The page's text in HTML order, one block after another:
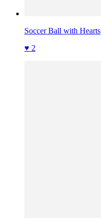
Soccer Ball with Hearts
♥ 2